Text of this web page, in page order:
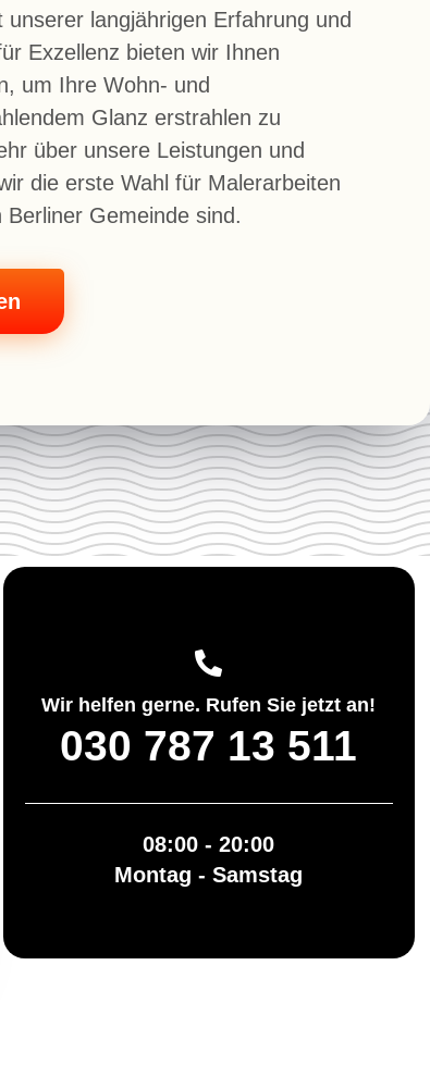
langjährigen Erfahrung und
Exzellenz bieten wir Ihnen
um Ihre Wohn- und
Glanz erstrahlen zu
über unsere Leistungen und
die erste Wahl für Malerarbeiten
Gemeinde sind.
Wir helfen gerne. Rufen Sie jetzt an!
030 787 13 511
08:00 - 20:00
Montag - Samstag